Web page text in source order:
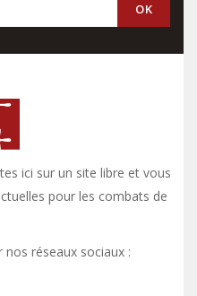
ici sur un site libre et vous y
pour les combats de
réseaux sociaux :